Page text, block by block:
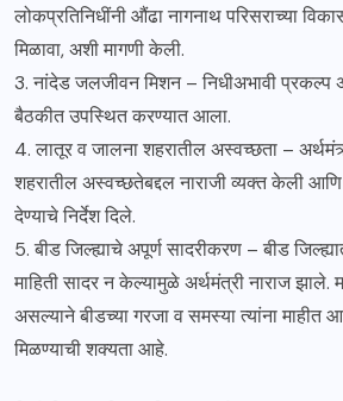
लोकप्रतिनिधींनी औंढा नागनाथ परिसराच्या
मिळावा, अशी मागणी केली.
3. नांदेड जलजीवन मिशन – निधीअभावी प्रकल्प
बैठकीत उपस्थित करण्यात आला.
4. लातूर व जालना शहरातील अस्वच्छता –
शहरातील अस्वच्छतेबद्दल नाराजी व्यक्त केली
देण्याचे निर्देश दिले.
5. बीड जिल्ह्याचे अपूर्ण सादरीकरण – बीड
माहिती सादर न केल्यामुळे अर्थमंत्री नाराज झाले.
असल्याने बीडच्या गरजा व समस्या त्यांना माहीत
मिळण्याची शक्यता आहे.